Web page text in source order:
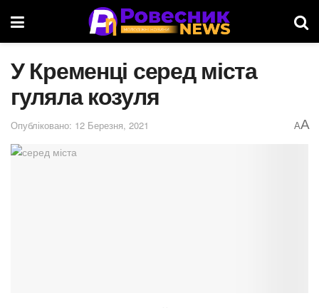
У Кременці серед міста
гуляла козуля
Опубліковано: 12 Березня, 2021 AA